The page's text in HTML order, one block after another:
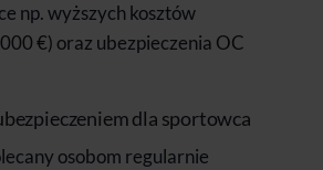
np. wyższych kosztów
€) oraz ubezpieczenia OC
dla sportowca
osobom regularnie